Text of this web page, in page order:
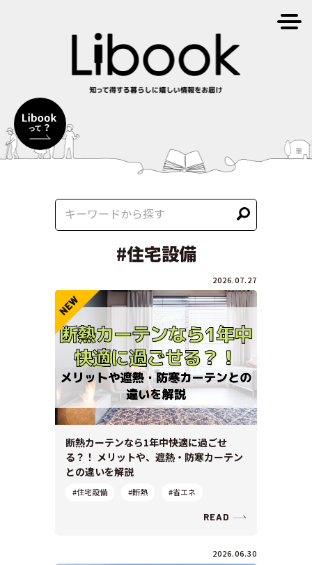
#住宅設備
2026.07.27
断熱カーテンなら1年中快適に過ごせ
る？！ メリットや、遮熱・防寒カーテン
との違いを解説
#住宅設備 #断熱 #省エネ
READ
2026.06.30